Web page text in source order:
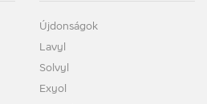
Újdonságok
Lavyl
Solvyl
Exyol